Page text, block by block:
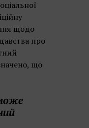
щодо
про
що